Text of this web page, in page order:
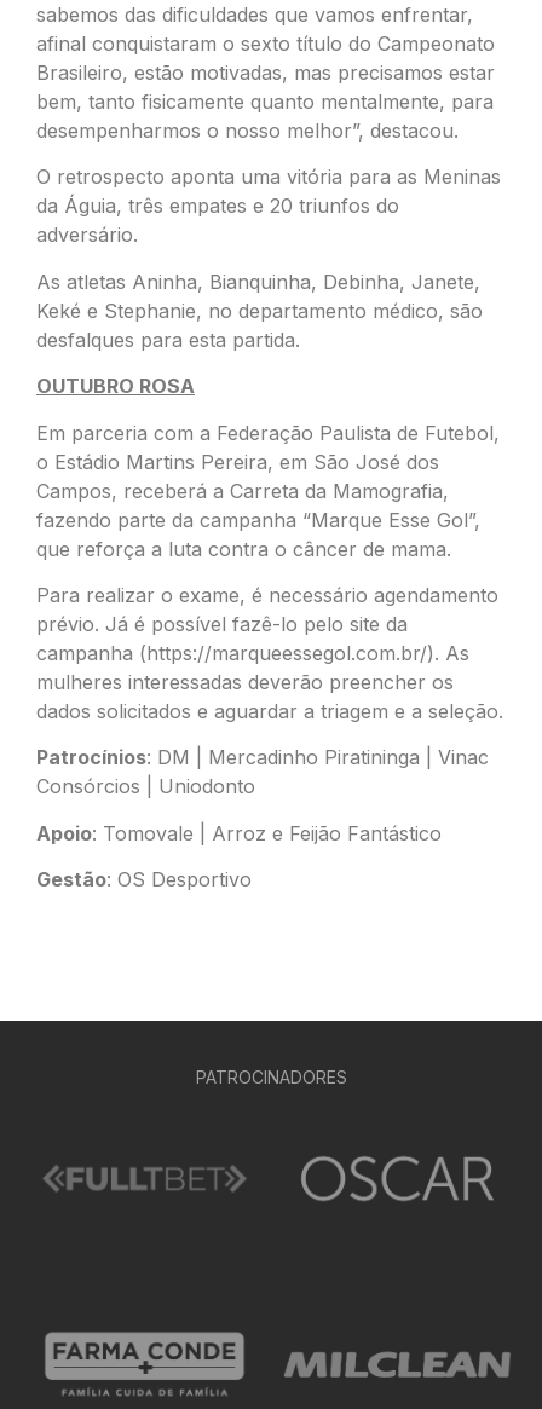
sabemos das dificuldades que vamos enfrentar,
afinal conquistaram o sexto título do Campeonato
Brasileiro, estão motivadas, mas precisamos estar
bem, tanto fisicamente quanto mentalmente, para
desempenharmos o nosso melhor”, destacou.
O retrospecto aponta uma vitória para as Meninas
da Águia, três empates e 20 triunfos do
adversário.
As atletas Aninha, Bianquinha, Debinha, Janete,
Keké e Stephanie, no departamento médico, são
desfalques para esta partida.
OUTUBRO ROSA
Em parceria com a Federação Paulista de Futebol,
o Estádio Martins Pereira, em São José dos
Campos, receberá a Carreta da Mamografia,
fazendo parte da campanha “Marque Esse Gol”,
que reforça a luta contra o câncer de mama.
Para realizar o exame, é necessário agendamento
prévio. Já é possível fazê-lo pelo site da
campanha (https://marqueessegol.com.br/). As
mulheres interessadas deverão preencher os
dados solicitados e aguardar a triagem e a seleção.
Patrocínios: DM | Mercadinho Piratininga | Vinac
Consórcios | Uniodonto
Apoio: Tomovale | Arroz e Feijão Fantástico
Gestão: OS Desportivo
PATROCINADORES